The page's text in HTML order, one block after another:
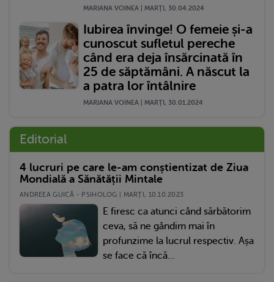
MARIANA VOINEA | MARŢI, 30.04.2024
Iubirea învinge! O femeie și-a
cunoscut sufletul pereche
când era deja însărcinată în
25 de săptămâni. A născut la
a patra lor întâlnire
MARIANA VOINEA | MARŢI, 30.01.2024
Editorial
4 lucruri pe care le-am conștientizat de Ziua
Mondială a Sănătății Mintale
ANDREEA GUICĂ - PSIHOLOG | MARŢI, 10.10.2023
E firesc ca atunci când sărbătorim
ceva, să ne gândim mai în
profunzime la lucrul respectiv. Așa
se face că încă...